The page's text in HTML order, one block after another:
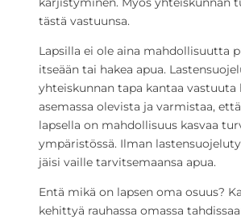
tästä vastuunsa.
Lapsilla ei ole aina mahdollisuutta
itseään tai hakea apua.
yhteiskunnan tapa kantaa vastuuta
asemassa olevista ja varmistaa,
lapsella on mahdollisuus kasvaa
ympäristössä. Ilman
jäisi vaille tarvitsemaansa apua.
Entä mikä on lapsen oma osuus?
kehittyä rauhassa omassa